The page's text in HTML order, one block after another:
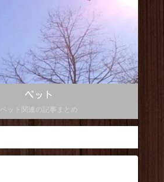
ペット
ペット関連の記事まとめ